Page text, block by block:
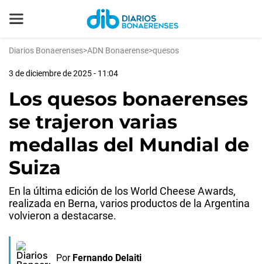
Diarios Bonaerenses>ADN Bonaerense>quesos
3 de diciembre de 2025 - 11:04
Los quesos bonaerenses
se trajeron varias
medallas del Mundial de
Suiza
En la última edición de los World Cheese Awards,
realizada en Berna, varios productos de la Argentina
volvieron a destacarse.
Por Fernando Delaiti